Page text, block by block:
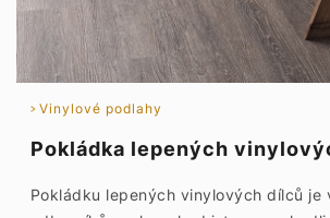
Vinylové podlahy
Pokládka lepených
Pokládku lepených vinylových dílců je